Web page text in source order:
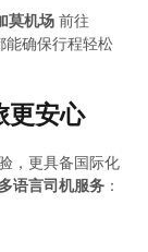
莫机场 前往
确保行程轻松
更安心
，更具备国际化
语言司机服务 ：